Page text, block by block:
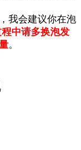
我会建议你在泡
中请多换泡发
。